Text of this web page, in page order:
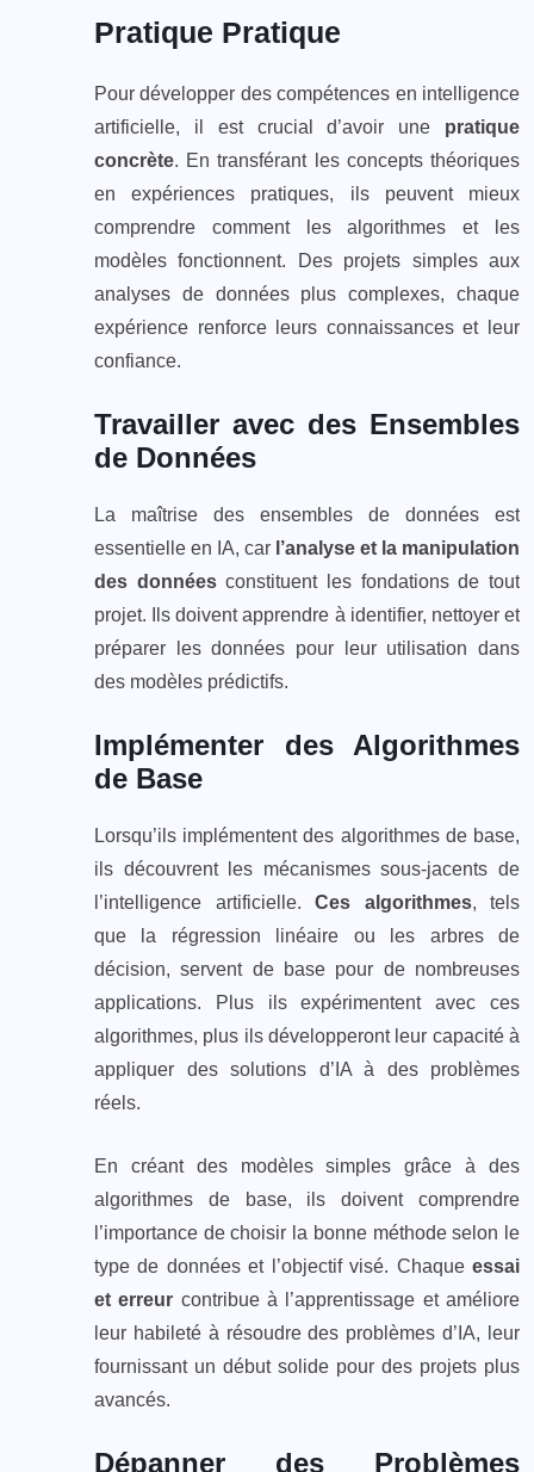
Pratique Pratique
Pour développer des compétences en intelligence
artificielle, il est crucial d’avoir une pratique
concrète. En transférant les concepts théoriques
en expériences pratiques, ils peuvent mieux
comprendre comment les algorithmes et les
modèles fonctionnent. Des projets simples aux
analyses de données plus complexes, chaque
expérience renforce leurs connaissances et leur
confiance.
Travailler avec des Ensembles
de Données
La maîtrise des ensembles de données est
essentielle en IA, car l’analyse et la manipulation
des donnéesconstituent les fondations de tout
projet. Ils doivent apprendre à identifier, nettoyer et
préparer les données pour leur utilisation dans
des modèles prédictifs.
Implémenter des Algorithmes
de Base
Lorsqu’ils implémentent des algorithmes de base,
ils découvrent les mécanismes sous-jacents de
l’intelligence artificielle. Ces algorithmes, tels
que la régression linéaire ou les arbres de
décision, servent de base pour de nombreuses
applications. Plus ils expérimentent avec ces
algorithmes, plus ils développeront leur capacité à
appliquer des solutions d’IA à des problèmes
réels.
En créant des modèles simples grâce à des
algorithmes de base, ils doivent comprendre
l’importance de choisir la bonne méthode selon le
type de données et l’objectif visé. Chaque essai
et erreur contribue à l’apprentissage et améliore
leur habileté à résoudre des problèmes d’IA, leur
fournissant un début solide pour des projets plus
avancés.
Dépanner des Problèmes